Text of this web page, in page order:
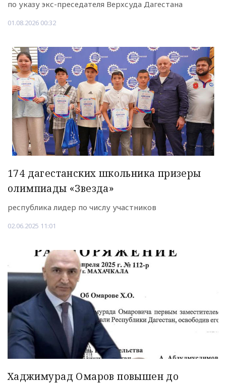
по указу экс-преседателя Верхсуда Дагестана
01.08.2026 00:32
174 дагестанских школьника призеры
олимпиады «Звезда»
республика лидер по числу участников
02.06.2025 11:01
Хаджимурад Омаров повышен до